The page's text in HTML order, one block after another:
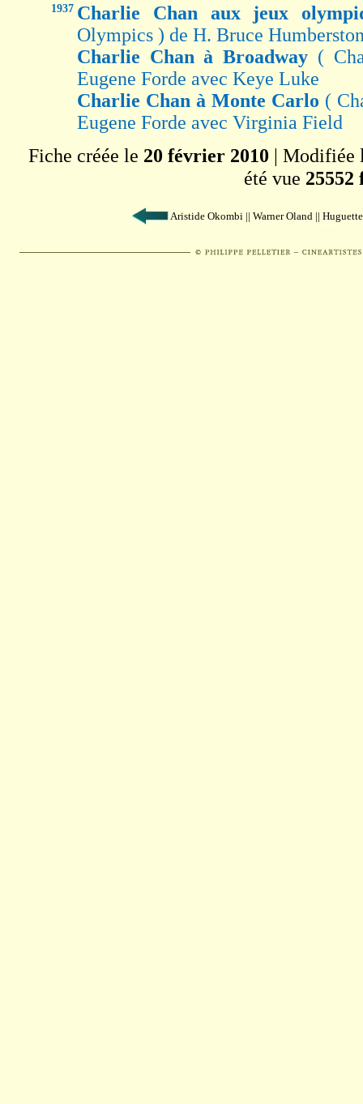
1937 Charlie Chan aux jeux
Olympics ) de H. Bruce
Charlie Chan à Broadway (
Eugene Forde avec Keye Luke
Charlie Chan à Monte Carlo (
Eugene Forde avec Virginia Field
Fiche créée le 20 février 2010 | Modifiée
été vue 25552
Aristide Okombi || Warner Oland ||